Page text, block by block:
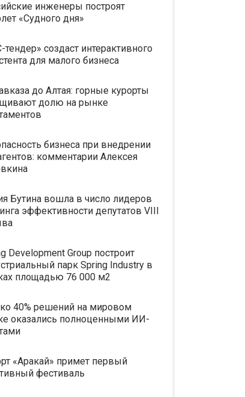
инженеры построят
«Судного дня»
тендер» создаст интерактивного
для малого бизнеса
до Алтая: горные курорты
долю на рынке
бизнеса при внедрении
комментарии Алексея
Бутина вошла в число лидеров
эффективности депутатов VIII
Development Group построит
парк Spring Industry в
площадью 76 000 м2
40% решений на мировом
оказались полноценными ИИ-
«Аракай» примет первый
фестиваль